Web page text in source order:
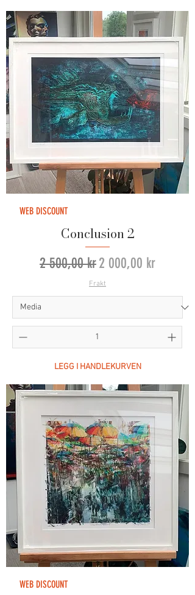
WEB DISCOUNT
Conclusion 2
Vanlig pris
2 500,00 krSalgspris
2 000,00 kr
Frakt
LEGG I HANDLEKURVEN
WEB DISCOUNT